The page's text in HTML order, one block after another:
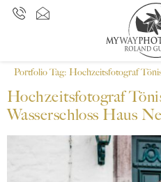
Portfolio Tag: Hochzeitsfotograf
Hochzeitsfotograf
Wasserschloss Haus